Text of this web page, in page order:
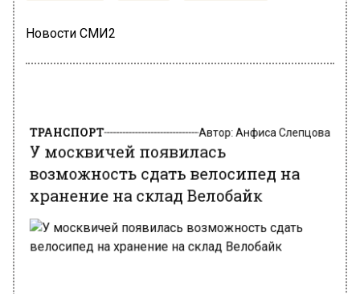
Новости СМИ2
У москвичей появилась
возможность сдать велосипед на
хранение на склад Велобайк